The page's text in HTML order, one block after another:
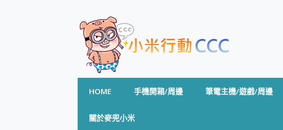
HOME 手機開箱/周邊 筆電主機/遊戲/周邊
關於麥兜小米